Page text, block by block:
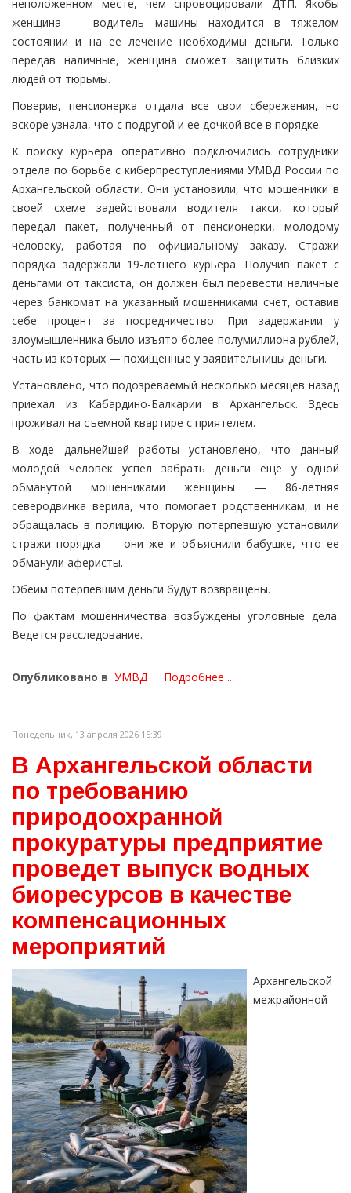
неположенном месте, чем спровоцировали ДТП. Якобы
женщина — водитель машины находится в тяжелом
состоянии и на ее лечение необходимы деньги. Только
передав наличные, женщина сможет защитить близких
людей от тюрьмы.
Поверив, пенсионерка отдала все свои сбережения, но
вскоре узнала, что с подругой и ее дочкой все в порядке.
К поиску курьера оперативно подключились сотрудники
отдела по борьбе с киберпреступлениями УМВД России по
Архангельской области. Они установили, что мошенники в
своей схеме задействовали водителя такси, который
передал пакет, полученный от пенсионерки, молодому
человеку, работая по официальному заказу. Стражи
порядка задержали 19-летнего курьера. Получив пакет с
деньгами от таксиста, он должен был перевести наличные
через банкомат на указанный мошенниками счет, оставив
себе процент за посредничество. При задержании у
злоумышленника было изъято более полумиллиона рублей,
часть из которых — похищенные у заявительницы деньги.
Установлено, что подозреваемый несколько месяцев назад
приехал из Кабардино-Балкарии в Архангельск. Здесь
проживал на съемной квартире с приятелем.
В ходе дальнейшей работы установлено, что данный
молодой человек успел забрать деньги еще у одной
обманутой мошенниками женщины — 86-летняя
северодвинка верила, что помогает родственникам, и не
обращалась в полицию. Вторую потерпевшую установили
стражи порядка — они же и объяснили бабушке, что ее
обманули аферисты.
Обеим потерпевшим деньги будут возвращены.
По фактам мошенничества возбуждены уголовные дела.
Ведется расследование.
Опубликовано в УМВД Подробнее ...
Понедельник, 13 апреля 2026 15:39
В Архангельской области
по требованию
природоохранной
прокуратуры предприятие
проведет выпуск водных
биоресурсов в качестве
компенсационных
мероприятий
Архангельской
межрайонной